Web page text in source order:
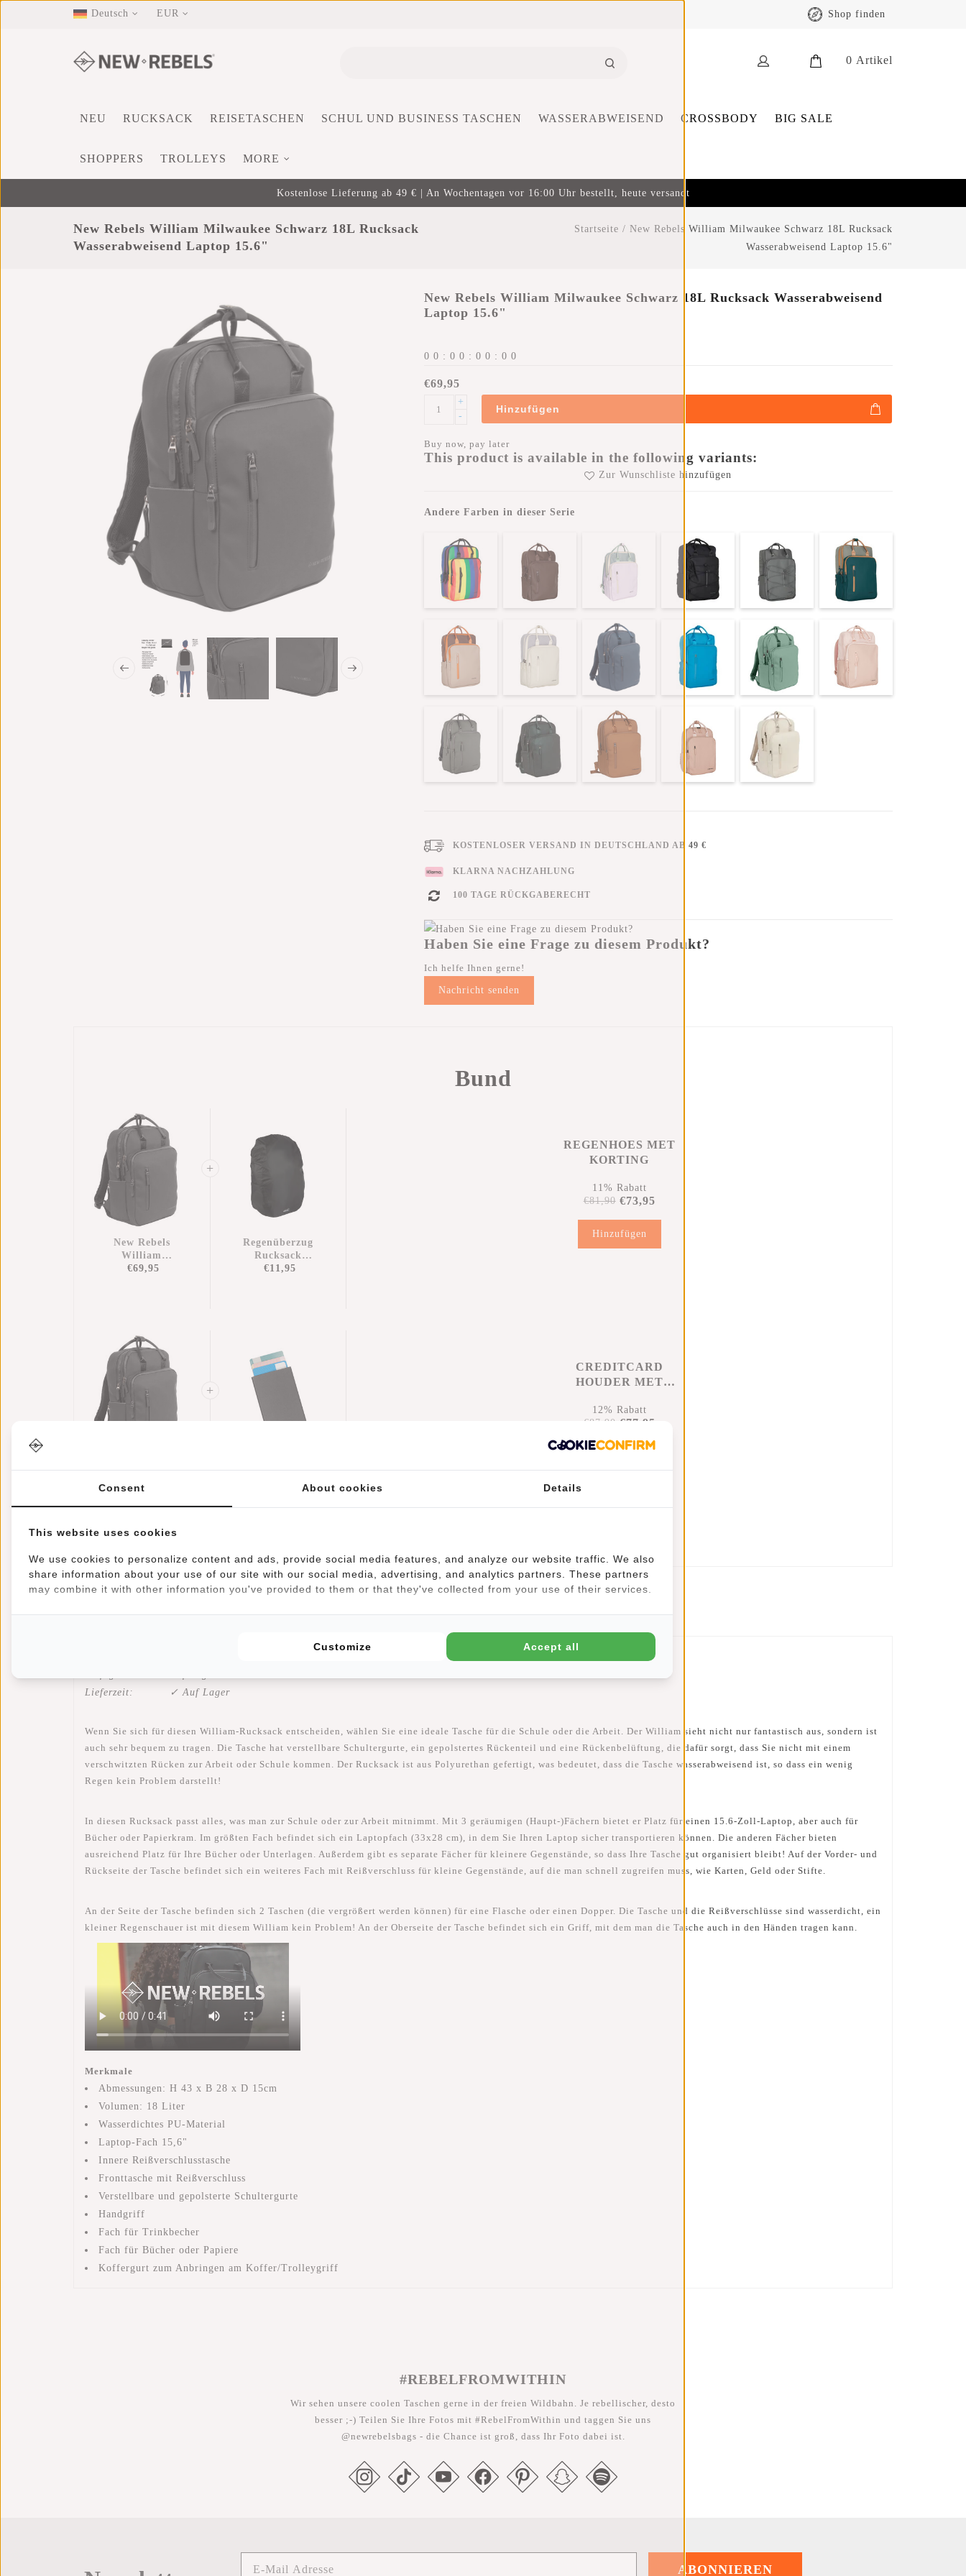
Deutsch EUR Shop finden
0 Artikel
NEU RUCKSACK REISETASCHEN SCHUL UND BUSINESS TASCHEN WASSERABWEISEND CROSSBODY BIG SALE
SHOPPERS TROLLEYS MORE
Kostenlose Lieferung ab 49 € | An Wochentagen vor 16:00 Uhr bestellt, heute versandt
New Rebels William Milwaukee Schwarz 18L Rucksack
Wasserabweisend Laptop 15.6"
Startseite / New Rebels William Milwaukee Schwarz 18L Rucksack
Wasserabweisend Laptop 15.6"
New Rebels William Milwaukee Schwarz 18L Rucksack Wasserabweisend
Laptop 15.6"
0 0 : 0 0 : 0 0 : 0 0
€69,95
+
-
Hinzufügen
Buy now, pay later
This product is available in the following variants:
Zur Wunschliste hinzufügen
Andere Farben in dieser Serie
KOSTENLOSER VERSAND IN DEUTSCHLAND AB 49 €
KLARNA NACHZAHLUNG
100 TAGE RÜCKGABERECHT
Haben Sie eine Frage zu diesem Produkt?
Ich helfe Ihnen gerne!
Nachricht senden
Bund
New Rebels
William
Milwaukee
€69,95
Regenüberzug
Rucksack
Wasserdicht
€11,95
REGENHOES MET
KORTING
11% Rabatt
€81,90 €73,95
Hinzufügen
Milwaukee
Wasserabweisend
€69,95
Kartenschutz -
CREDITCARD
HOUDER MET
12% Rabatt
€87,90 €77,95
Lieferzeit:
✓ Auf Lager
Wenn Sie sich für diesen William-Rucksack entscheiden, wählen Sie eine ideale Tasche für die Schule oder die Arbeit. Der William sieht nicht nur fantastisch aus, sondern ist
auch sehr bequem zu tragen. Die Tasche hat verstellbare Schultergurte, ein gepolstertes Rückenteil und eine Rückenbelüftung, die dafür sorgt, dass Sie nicht mit einem
verschwitzten Rücken zur Arbeit oder Schule kommen. Der Rucksack ist aus Polyurethan gefertigt, was bedeutet, dass die Tasche wasserabweisend ist, so dass ein wenig
Regen kein Problem darstellt!
In diesen Rucksack passt alles, was man zur Schule oder zur Arbeit mitnimmt. Mit 3 geräumigen (Haupt-)Fächern bietet er Platz für einen 15.6-Zoll-Laptop, aber auch für
Bücher oder Papierkram. Im größten Fach befindet sich ein Laptopfach (33x28 cm), in dem Sie Ihren Laptop sicher transportieren können. Die anderen Fächer bieten
ausreichend Platz für Ihre Bücher oder Unterlagen. Außerdem gibt es separate Fächer für kleinere Gegenstände, so dass Ihre Tasche gut organisiert bleibt! Auf der Vorder- und
Rückseite der Tasche befindet sich ein weiteres Fach mit Reißverschluss für kleine Gegenstände, auf die man schnell zugreifen muss, wie Karten, Geld oder Stifte.
An der Seite der Tasche befinden sich 2 Taschen (die vergrößert werden können) für eine Flasche oder einen Dopper. Die Tasche und die Reißverschlüsse sind wasserdicht, ein
kleiner Regenschauer ist mit diesem William kein Problem! An der Oberseite der Tasche befindet sich ein Griff, mit dem man die Tasche auch in den Händen tragen kann.
Merkmale
Abmessungen: H 43 x B 28 x D 15cm
Volumen: 18 Liter
Wasserdichtes PU-Material
Laptop-Fach 15,6"
Innere Reißverschlusstasche
Fronttasche mit Reißverschluss
Verstellbare und gepolsterte Schultergurte
Handgriff
Fach für Trinkbecher
Fach für Bücher oder Papiere
Koffergurt zum Anbringen am Koffer/Trolleygriff
#REBELFROMWITHIN
Wir sehen unsere coolen Taschen gerne in der freien Wildbahn. Je rebellischer, desto
besser ;-) Teilen Sie Ihre Fotos mit #RebelFromWithin und taggen Sie uns
@newrebelsbags - die Chance ist groß, dass Ihr Foto dabei ist.
ABONNIEREN
Consent About cookies Details
This website uses cookies
We use cookies to personalize content and ads, provide social media features, and analyze our website traffic. We also
share information about your use of our site with our social media, advertising, and analytics partners. These partners
may combine it with other information you've provided to them or that they've collected from your use of their services.
Customize Accept all